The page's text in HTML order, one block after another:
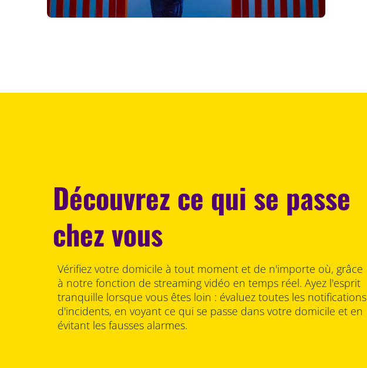
Découvrez ce qui se passe
chez vous
Vérifiez votre domicile à tout moment et de n'importe où, grâce
à notre fonction de streaming vidéo en temps réel. Ayez l'esprit
tranquille lorsque vous êtes loin : évaluez toutes les notifications
d'incidents, en voyant ce qui se passe dans votre domicile et en
évitant les fausses alarmes.